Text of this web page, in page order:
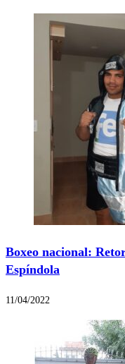
Boxeo nacional:
Espíndola
11/04/2022